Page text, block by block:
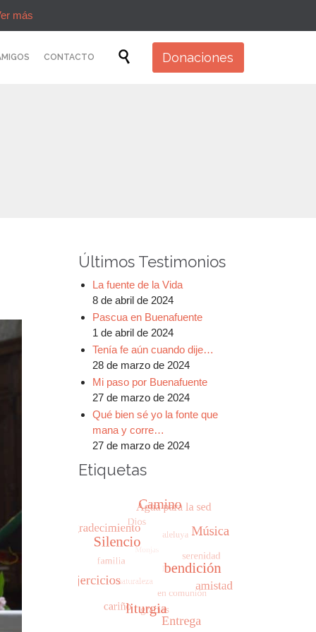
más
Skip
CONTACTO  Donaciones
Últimos Testimonios
La fuente de la Vida
8 de abril de 2024
Pascua en Buenafuente
1 de abril de 2024
Tenía fe aún cuando dije…
28 de marzo de 2024
Mi paso por Buenafuente
27 de marzo de 2024
Qué bien sé yo la fonte que
mana y corre…
27 de marzo de 2024
Etiquetas